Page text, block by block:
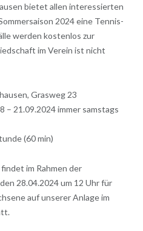
bietet allen interessierten
2024 eine Tennis-
werden kostenlos zur
im Verein ist nicht
Grasweg 23
– 21.09.2024 immer samstags
(60 min)
im Rahmen der
28.04.2024 um 12 Uhr für
auf unserer Anlage im